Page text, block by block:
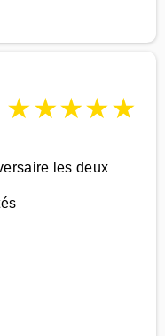
★★★★★
les deux